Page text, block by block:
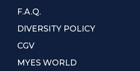
F.A.Q.
DIVERSITY POLICY
CGV
MYES WORLD